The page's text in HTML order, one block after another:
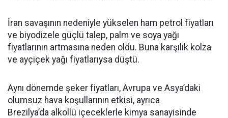
İran savaşının nedeniyle yükselen ham petrol fiyatları
ve biyodizele güçlü talep, palm ve soya yağı
fiyatlarının artmasına neden oldu. Buna karşılık kolza
ve ayçiçek yağı fiyatlarıysa düştü.
Aynı dönemde şeker fiyatları, Avrupa ve Asya’daki
olumsuz hava koşullarının etkisi, ayrıca
Brezilya’da alkollü içeceklerle kimya sanayisinde